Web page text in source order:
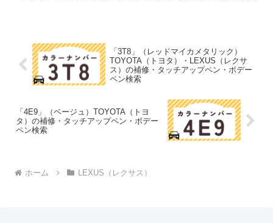
「3T8」（レッドマイカメタリック）
TOYOTA（トヨタ）・LEXUS（レクサ
ス）の補修・タッチアップペン・ボデー
ペン検索
「4E9」（ベージュ）TOYOTA（トヨ
タ）の補修・タッチアップペン・ボデー
ペン検索
ホーム LEXUS（レクサス）